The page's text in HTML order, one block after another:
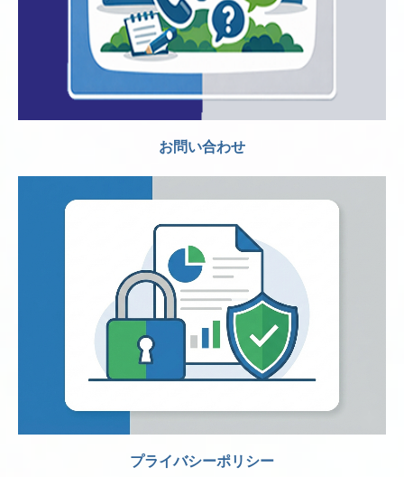
お問い合わせ
プライバシーポリシー